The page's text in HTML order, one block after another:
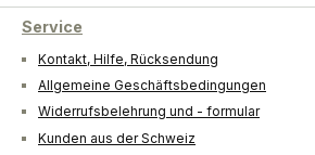
Service
Kontakt, Hilfe, Rücksendung
Allgemeine Geschäftsbedingungen
Widerrufsbelehrung und - formular
Kunden aus der Schweiz